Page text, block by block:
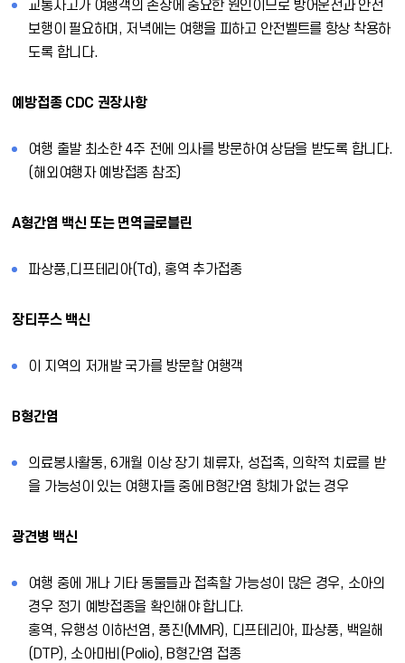
교통사고가 여행객의 손상에 중요한 원인이므로 방어운전과 안전
보행이 필요하며, 저녁에는 여행을 피하고 안전벨트를 항상 착용하
도록 합니다.
예방접종 CDC 권장사항
여행 출발 최소한 4주 전에 의사를 방문하여 상담을 받도록 합니다.
(해외여행자 예방접종 참조)
A형간염 백신 또는 면역글로블린
파상풍,디프테리아(Td), 홍역 추가접종
장티푸스 백신
이 지역의 저개발 국가를 방문할 여행객
B형간염
의료봉사활동, 6개월 이상 장기 체류자, 성접촉, 의학적 치료를 받
을 가능성이 있는 여행자들 중에 B형간염 항체가 없는 경우
광견병 백신
여행 중에 개나 기타 동물들과 접촉할 가능성이 많은 경우, 소아의
경우 정기 예방접종을 확인해야 합니다.
홍역, 유행성 이하선염, 풍진(MMR), 디프테리아, 파상풍, 백일해
(DTP), 소아마비(Polio), B형간염 접종